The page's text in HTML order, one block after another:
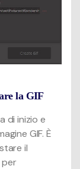
la GIF
di inizio e
GIF. È
il